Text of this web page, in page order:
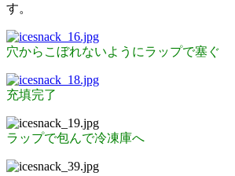
す。
穴からこぼれないようにラップで塞ぐ
充填完了
ラップで包んで冷凍庫へ